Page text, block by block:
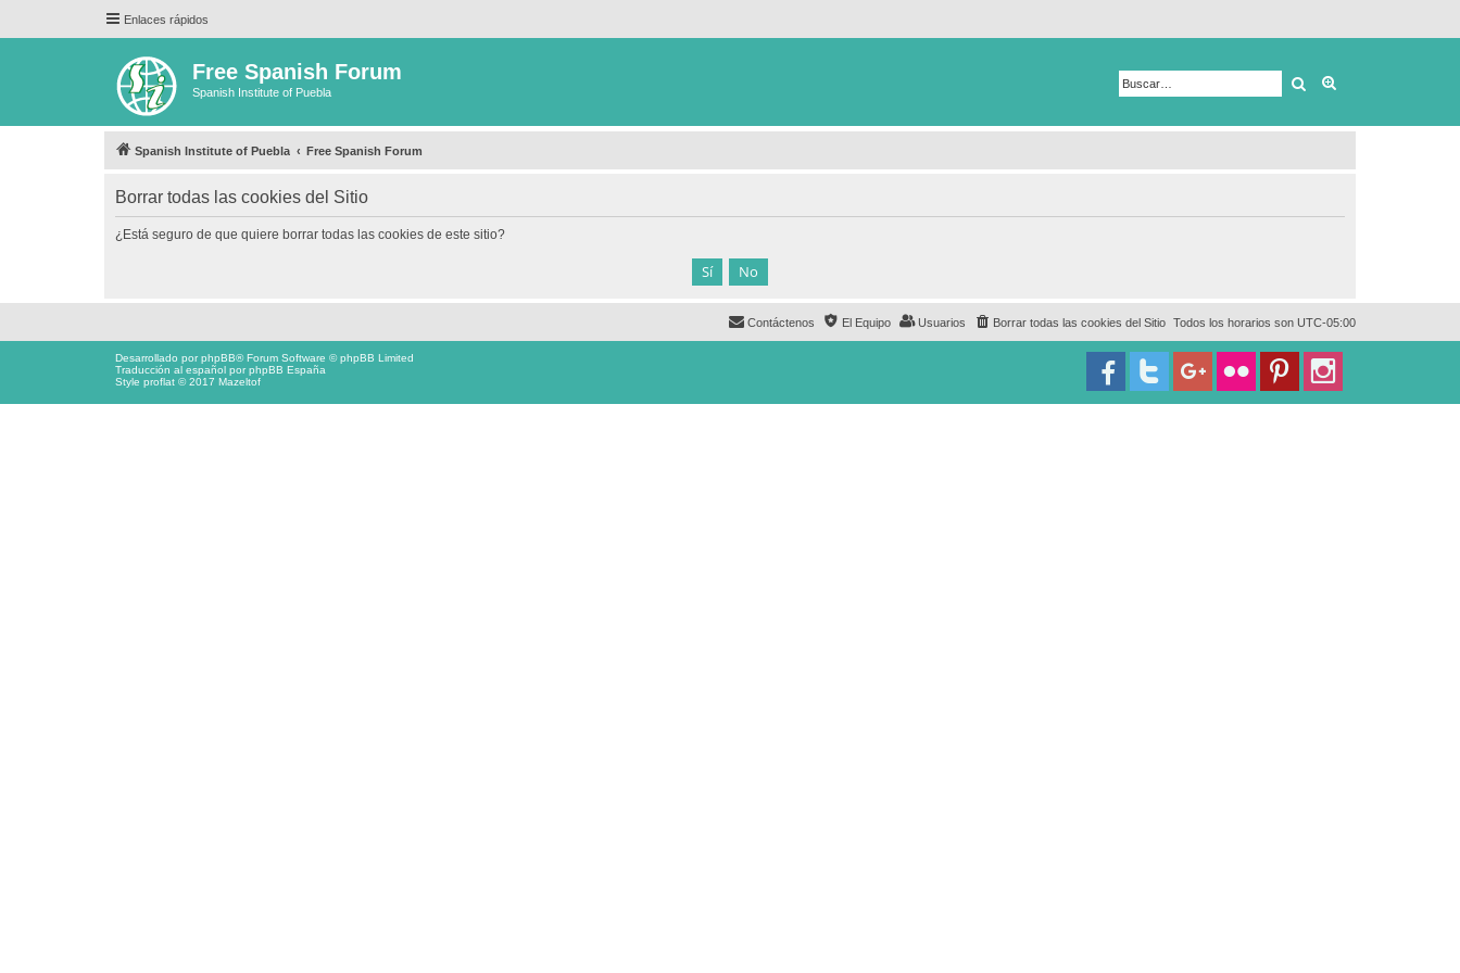
Enlaces rápidos
Free Spanish Forum
Spanish Institute of Puebla Buscar
Spanish Institute of Puebla Free Spanish Forum
Borrar todas las cookies del Sitio
¿Está seguro de que quiere borrar todas las cookies de este sitio?
Todos los horarios son UTC-05:00
Borrar todas las cookies del Sitio
Usuarios
El Equipo
Contáctenos
Desarrollado porphpBB® Forum Software © phpBB Limited
Traducción al español porphpBB España
Style proflat © 2017 Mazeltof